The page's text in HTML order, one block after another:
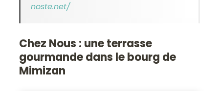
noste.net/
Chez Nous : une terrasse
gourmande dans le bourg de
Mimizan